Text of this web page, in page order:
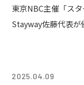
東京NBC主催「ス
Stayway佐藤代表が
2025.04.09